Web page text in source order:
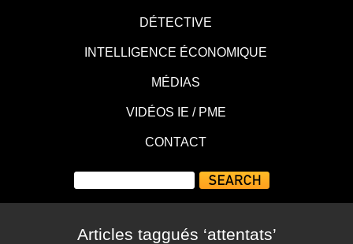
DÉTECTIVE
INTELLIGENCE ÉCONOMIQUE
MÉDIAS
VIDÉOS IE / PME
CONTACT
Articles taggués ‘attentats’